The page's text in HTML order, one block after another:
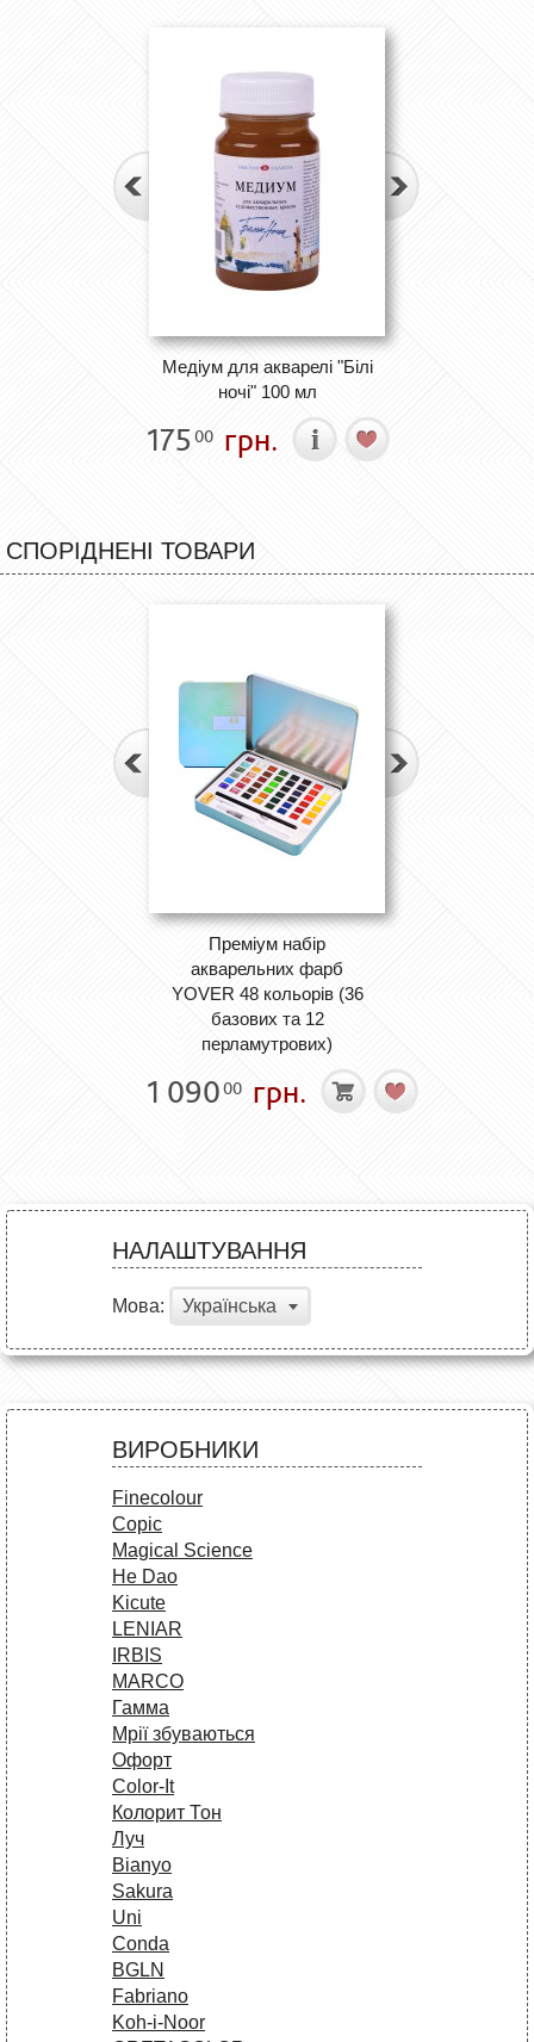
Медіум для акварелі "Білі
ночі" 100 мл
175 00 грн.
СПОРІДНЕНІ ТОВАРИ
Преміум набір
акварельних фарб
YOVER 48 кольорів (36
базових та 12
перламутрових)
1 09000 грн.
НАЛАШТУВАННЯ
Мова: Українська
ВИРОБНИКИ
Finecolour
Copic
Magical Science
He Dao
Kicute
LENIAR
IRBIS
MARCO
Гамма
Мрії збуваються
Офорт
Сolor-It
Колорит Тон
Луч
Bianyo
Sakura
Uni
Conda
BGLN
Fabriano
Koh-i-Noor